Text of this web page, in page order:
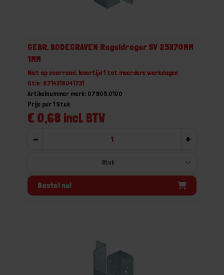
GEBR. BODEGRAVEN Regeldrager SV 25X70MM
1MM
Niet op voorraad, levertijd 1 tot meerdere werkdagen
Gtin: 8714318041731
Artikelnummer merk: 07905.0100
€ 0,68 incl. BTW
Prijs per 1 Stuk
- +
Bestel nu!